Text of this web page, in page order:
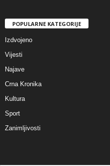
POPULARNE KATEGORIJE
Izdvojeno
Vijesti
Najave
Crna Kronika
Kultura
Sport
Zanimljivosti